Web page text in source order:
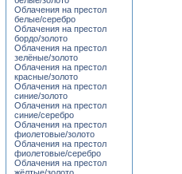
Облачения на престол
белые/серебро
Облачения на престол
бордо/золото
Облачения на престол
зелёные/золото
Облачения на престол
красные/золото
Облачения на престол
синие/золото
Облачения на престол
синие/серебро
Облачения на престол
фиолетовые/золото
Облачения на престол
фиолетовые/серебро
Облачения на престол